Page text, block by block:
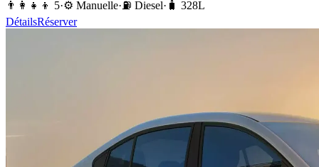
👨‍👩‍👧‍👦 5·⚙️ Manuelle·⛽️ Diesel· 🧳 328L
DétailsRéserver